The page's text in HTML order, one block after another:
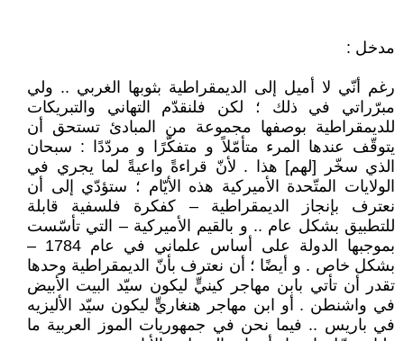
مدخل :
رغم أنّي لا أميل إلى الديمقراطية بثوبها الغربي .. ولي
مبرّراتي في ذلك ؛ لكن فلنقدّم التهاني والتبريكات
للديمقراطية بوصفها مجموعة من المبادئ تستحق أن
يتوقّف عندها المرء متأمّلاً و متفكّرًا و مردّدًا : سبحان
الذي سخّر [لهم] هذا . لأنّ قراءةً واعيةً لما يجري في
الولايات المتّحدة الأميركية هذه الأيّام ؛ ستؤدّي إلى أن
نعترف بإنجاز الديمقراطية – كفكرة فلسفية قابلة
للتطبيق بشكل عام .. و بالقيم الأميركية – التي تأسّست
بموجبها الدولة على أساس علماني في عام 1784 –
بشكل خاص . و أيضًا ؛ أن نعترف بأنّ الديمقراطية وحدها
تقدر أن تأتي بابن مهاجر كينيٍّ ليكون سيّد البيت الأبيض
في واشنطن . أو ابن مهاجر هنغاريٍّ ليكون سيّد الأليزيه
في باريس .. فيما نحن في جمهوريات الموز العربية ما